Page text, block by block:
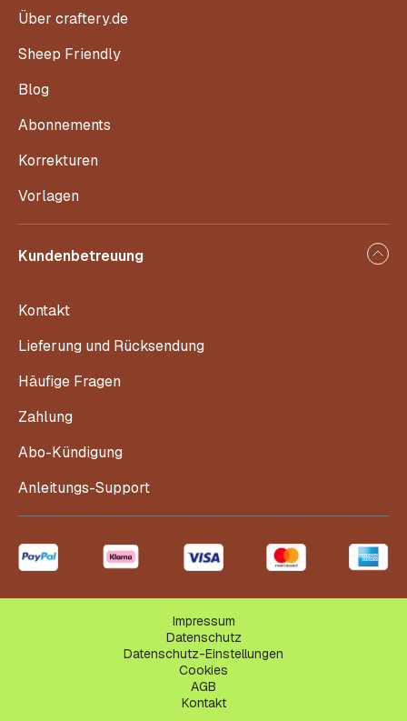
Über craftery.de
Sheep Friendly
Blog
Abonnements
Korrekturen
Vorlagen
Kundenbetreuung
Kontakt
Lieferung und Rücksendung
Häufige Fragen
Zahlung
Abo-Kündigung
Anleitungs-Support
Impressum
Datenschutz
Datenschutz-Einstellungen
Cookies
AGB
Kontakt